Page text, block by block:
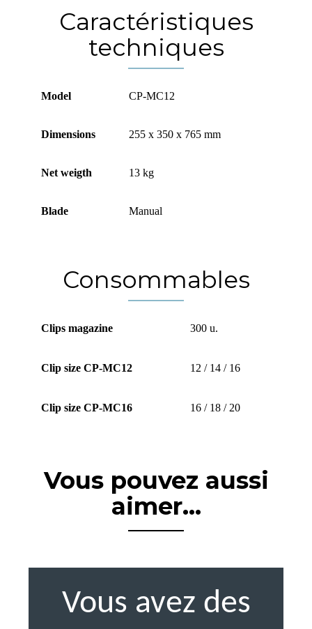
Caractéristiques
techniques
Model CP-MC12
Dimensions 255 x 350 x 765 mm
Net weigth 13 kg
Blade Manual
Consommables
Clips magazine 300 u.
Clip size CP-MC12 12 / 14 / 16
Clip size CP-MC16 16 / 18 / 20
Vous pouvez aussi
aimer...
Vous avez des